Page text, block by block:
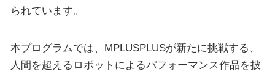
られています。
本プログラムでは、MPLUSPLUSが新たに挑戦する、
人間を超えるロボットによるパフォーマンス作品を披